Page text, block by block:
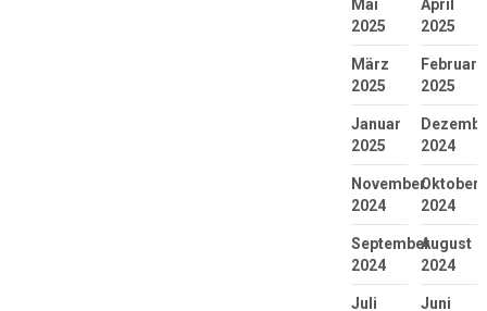
Mai
2025
April
2025
März
2025
Februar
2025
Januar
2025
2024
November
2024
Oktober
2024
September
2024
August
2024
Juli
Juni